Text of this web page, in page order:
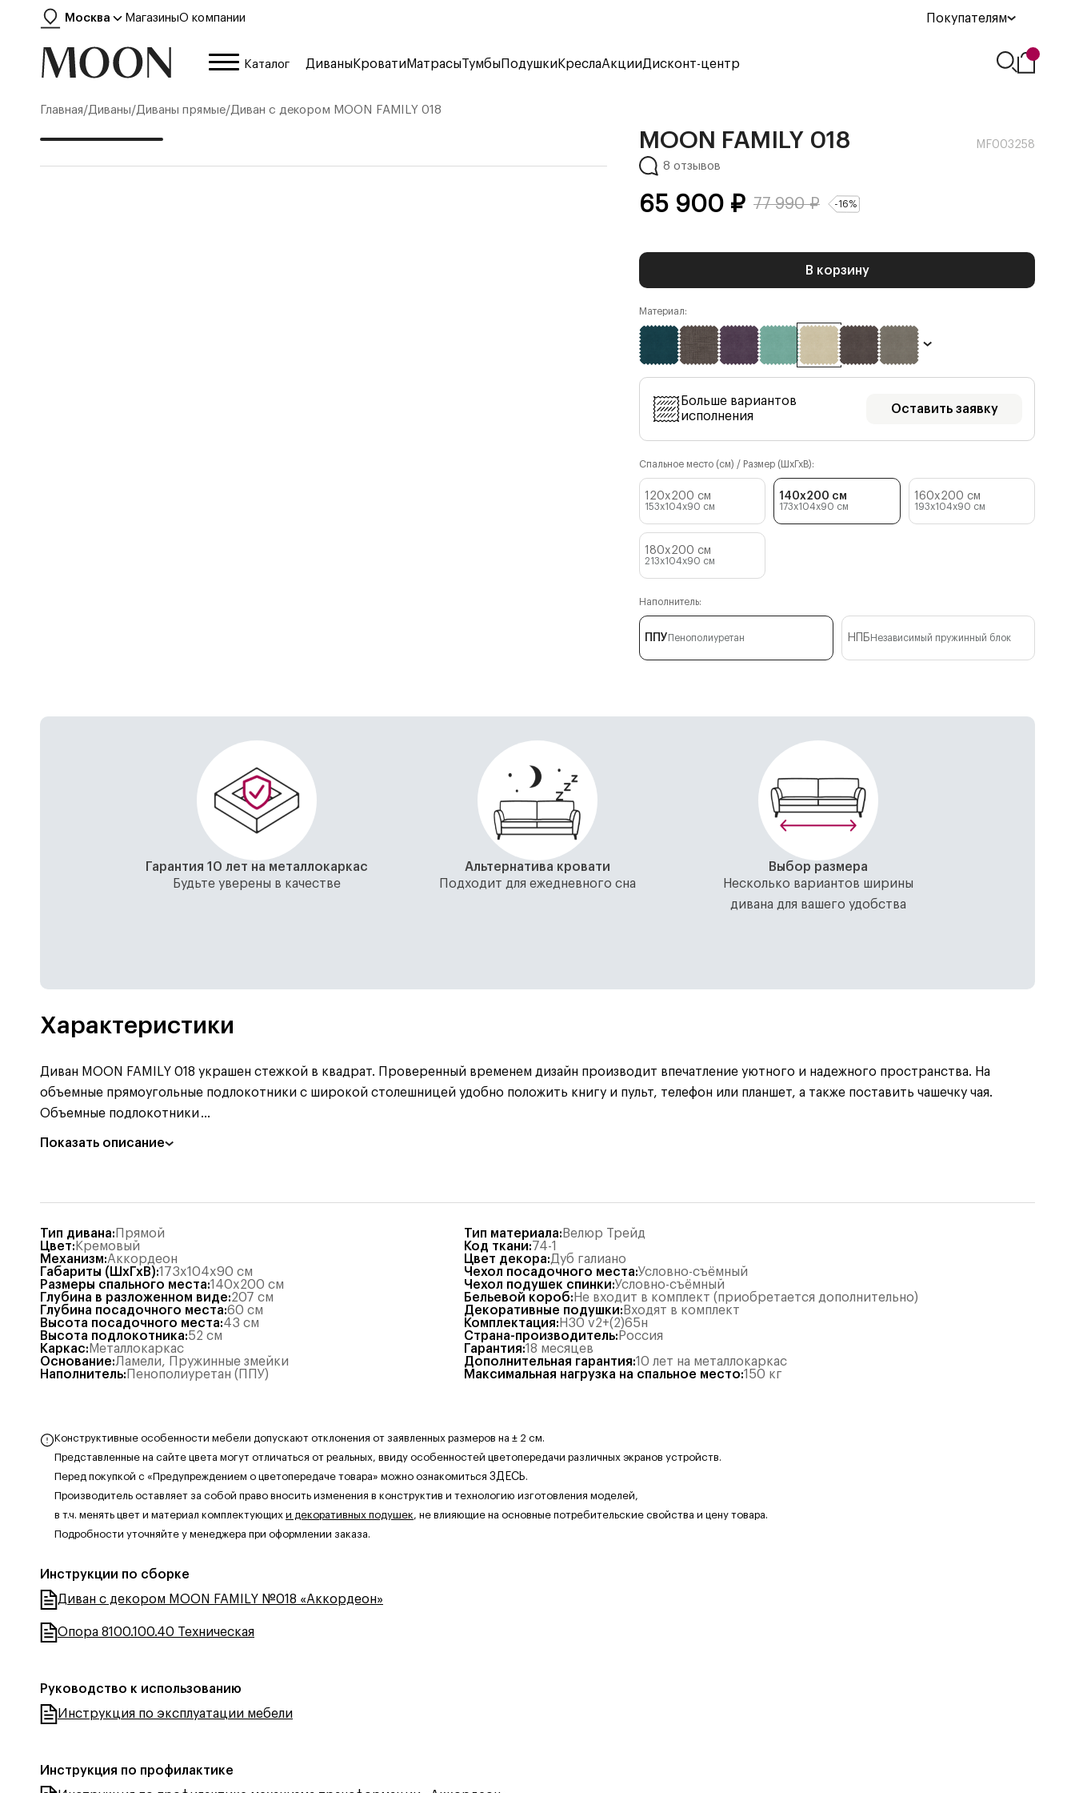
Москва МагазиныО компании Покупателям
Каталог ДиваныКроватиМатрасыТумбыПодушкиКреслаАкцииДисконт-центр
Главная/Диваны/Диваны прямые/Диван с декором MOON FAMILY 018
MOON FAMILY 018 MF003258
8 отзывов
65 900 ₽ 77 990₽ -16%
В корзину
Материал:
Больше вариантов
исполнения
Оставить заявку
Спальное место (см) / Размер (ШхГхВ):
120x200 см
153x104x90 см
140x200 см
173x104x90 см
160x200 см
193x104x90 см
180x200 см
213x104x90 см
Наполнитель:
ППУ Пенополиуретан НПБ Независимый пружинный блок
Гарантия 10 лет на металлокаркас
Будьте уверены в качестве
Альтернатива кровати
Подходит для ежедневного сна
Выбор размера
Несколько вариантов ширины
дивана для вашего удобства
Характеристики
Диван MOON FAMILY 018 украшен стежкой в квадрат. Проверенный временем дизайн производит впечатление уютного и надежного пространства. На
объемные прямоугольные подлокотники с широкой столешницей удобно положить книгу и пульт, телефон или планшет, а также поставить чашечку чая.
Объемные подлокотники...
Показать описание
Тип дивана: Прямой
Цвет: Кремовый
Механизм:Аккордеон
Габариты (ШхГхВ):173x104x90 см
Размеры спального места:140x200 см
Глубина в разложенном виде:207 см
Глубина посадочного места:60 см
Высота посадочного места:43 см
Высота подлокотника:52 см
Каркас: Металлокаркас
Основание:Ламели, Пружинные змейки
Наполнитель: Пенополиуретан (ППУ)
Тип материала: Велюр Трейд
Код ткани:74-1
Цвет декора:Дуб галиано
Чехол посадочного места:Условно-съёмный
Чехол подушек спинки:Условно-съёмный
Бельевой короб: Не входит в комплект (приобретается дополнительно)
Декоративные подушки: Входят в комплект
Комплектация: Н30 v2+(2)65н
Страна-производитель: Россия
Гарантия:18 месяцев
Дополнительная гарантия:10 лет на металлокаркас
Максимальная нагрузка на спальное место:150 кг
Конструктивные особенности мебели допускают отклонения от заявленных размеров на ± 2 см.
Представленные на сайте цвета могут отличаться от реальных, ввиду особенностей цветопередачи различных экранов устройств.
Перед покупкой с «Предупреждением о цветопередаче товара» можно ознакомиться ЗДЕСЬ.
Производитель оставляет за собой право вносить изменения в конструктив и технологию изготовления моделей,
в т.ч. менять цвет и материал комплектующих и декоративных подушек, не влияющие на основные потребительские свойства и цену товара.
Подробности уточняйте у менеджера при оформлении заказа.
Инструкции по сборке
Диван с декором MOON FAMILY №018 «Аккордеон»
Опора 8100.100.40 Техническая
Руководство к использованию
Инструкция по эксплуатации мебели
Инструкция по профилактике